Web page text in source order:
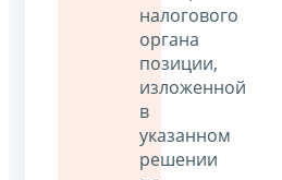
налогового
органа
позиции,
изложенной
в
указанном
решении